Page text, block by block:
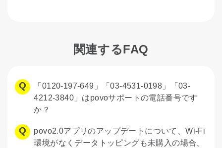
関連するFAQ
「0120-197-649」「03-4531-0198」「03-
4212-3840」はpovoサポートの電話番号です
か？
povo2.0アプリのアップデートについて、Wi-Fi
環境がなくデータトッピングも未購入の場合、